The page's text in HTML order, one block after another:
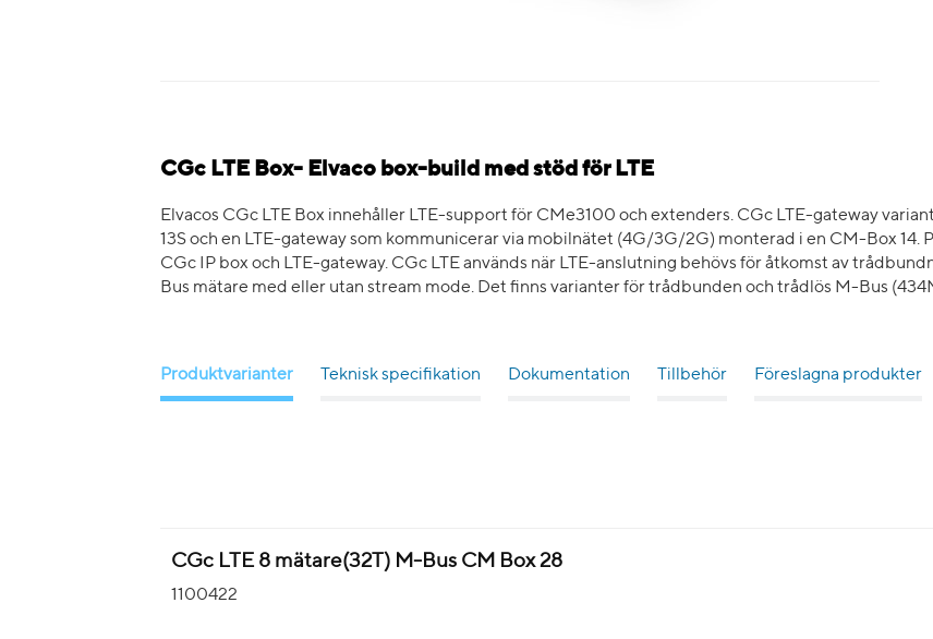
CGc LTE Box- Elvaco box-build med stöd för LTE
Elvacos CGc LTE Box innehåller LTE-support för CMe3100 och extenders. CGc LTE-gateway
13S och en LTE-gateway som kommunicerar via mobilnätet (4G/3G/2G) monterad i en CM-Box 14.
CGc IP box och LTE-gateway. CGc LTE används när LTE-anslutning behövs för åtkomst av
Bus mätare med eller utan stream mode. Det finns varianter för trådbunden och trådlös M-Bus
Produktvarianter Teknisk specifikation Dokumentation Tillbehör Föreslagna produkter
CGc LTE 8 mätare(32T) M-Bus CM Box 28
1100422